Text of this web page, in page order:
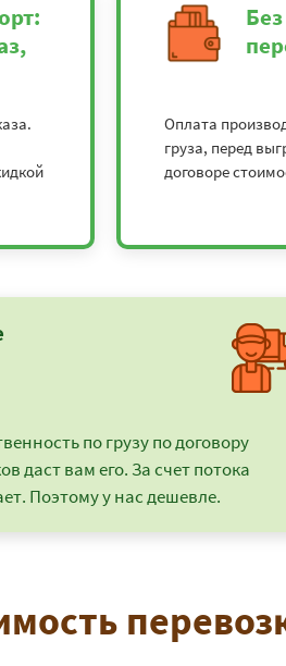
Оплата
груза, перед
договоре
по грузу по договору
даст вам его. За счет потока
Поэтому у нас дешевле.